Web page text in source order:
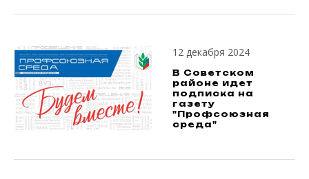
12 декабря 2024
В Советском
районе идет
подписка на
газету
"Профсоюзная
среда"